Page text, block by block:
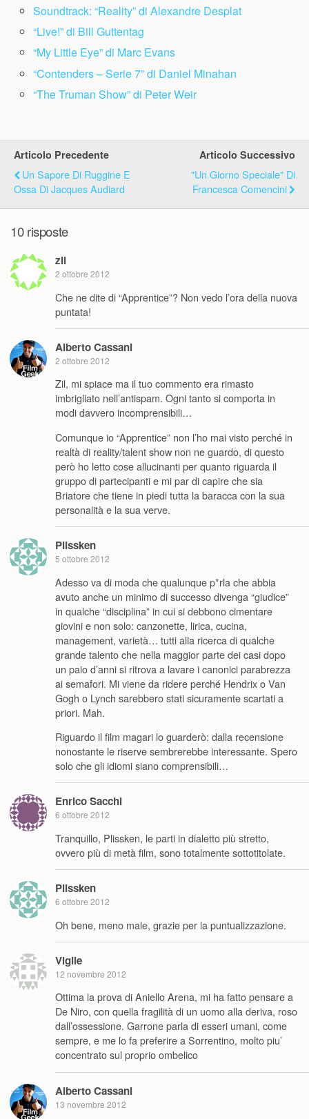
Soundtrack: “Reality” di Alexandre Desplat
“Live!” di Bill Guttentag
“My Little Eye” di Marc Evans
“Contenders – Serie 7” di Daniel Minahan
“The Truman Show” di Peter Weir
Articolo Precedente
Un Sapore Di Ruggine E
Ossa Di Jacques Audiard
Articolo Successivo
"Un Giorno Speciale" Di
Francesca Comencini
10 risposte
zil
2 ottobre 2012
Che ne dite di “Apprentice”? Non vedo l’ora della nuova
puntata!
Alberto Cassani
2 ottobre 2012
Zil, mi spiace ma il tuo commento era rimasto
imbrigliato nell’antispam. Ogni tanto si comporta in
modi davvero incomprensibili…
Comunque io “Apprentice” non l’ho mai visto perché in
realtà di reality/talent show non ne guardo, di questo
però ho letto cose allucinanti per quanto riguarda il
gruppo di partecipanti e mi par di capire che sia
Briatore che tiene in piedi tutta la baracca con la sua
personalità e la sua verve.
Plissken
5 ottobre 2012
Adesso va di moda che qualunque p*rla che abbia
avuto anche un minimo di successo divenga “giudice”
in qualche “disciplina” in cui si debbono cimentare
giovini e non solo: canzonette, lirica, cucina,
management, varietà… tutti alla ricerca di qualche
grande talento che nella maggior parte dei casi dopo
un paio d’anni si ritrova a lavare i canonici parabrezza
ai semafori. Mi viene da ridere perché Hendrix o Van
Gogh o Lynch sarebbero stati sicuramente scartati a
priori. Mah.
Riguardo il film magari lo guarderò: dalla recensione
nonostante le riserve sembrerebbe interessante. Spero
solo che gli idiomi siano comprensibili…
Enrico Sacchi
6 ottobre 2012
Tranquillo, Plissken, le parti in dialetto più stretto,
ovvero più di metà film, sono totalmente sottotitolate.
Plissken
6 ottobre 2012
Oh bene, meno male, grazie per la puntualizzazione.
Vigile
12 novembre 2012
Ottima la prova di Aniello Arena, mi ha fatto pensare a
De Niro, con quella fragilità di un uomo alla deriva, roso
dall’ossessione. Garrone parla di esseri umani, come
sempre, e me lo fa preferire a Sorrentino, molto piu’
concentrato sul proprio ombelico
Alberto Cassani
13 novembre 2012